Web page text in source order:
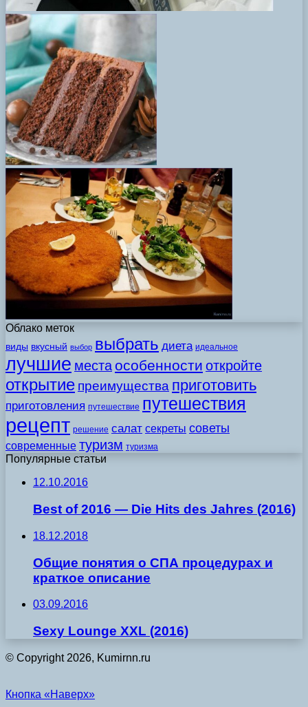
Облако меток
виды вкусный выбор выбрать диета идеальное
лучшие места особенности откройте
открытие преимущества приготовить
приготовления путешествие путешествия
рецепт решение салат секреты советы
современные туризм туризма
Популярные статьи
12.10.2016
Best of 2016 — Die Hits des Jahres (2016)
18.12.2018
Общие понятия о СПА процедурах и
краткое описание
03.09.2016
Sexy Lounge XXL (2016)
© Copyright 2026, Kumirnn.ru
Кнопка «Наверх»